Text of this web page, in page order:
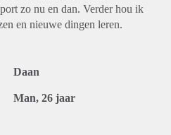
zo nu en dan. Verder hou ik
en nieuwe dingen leren.
Daan
Man, 26 jaar